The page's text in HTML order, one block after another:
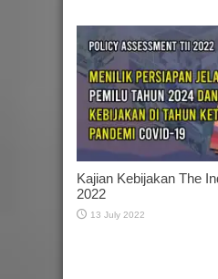
Kajian Kebijakan The
2022
13 July 2022